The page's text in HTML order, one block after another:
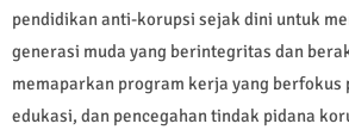
pendidikan anti-korupsi sejak dini untuk
generasi muda yang berintegritas dan
memaparkan program kerja yang berfokus
edukasi, dan pencegahan tindak pidana